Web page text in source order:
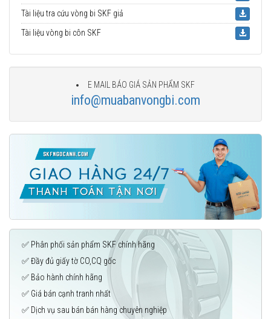
Tài liệu tra cứu vòng bi SKF giả
Tài liệu vòng bi côn SKF
E MAIL BÁO GIÁ SẢN PHẨM SKF
info@muabanvongbi.com
✅ Phân phối sản phẩm SKF chính hãng
✅ Đầy đủ giấy tờ CO,CQ gốc
✅ Bảo hành chính hãng
✅ Giá bán cạnh tranh nhất
✅ Dịch vụ sau bán bán hàng chuyên nghiệp